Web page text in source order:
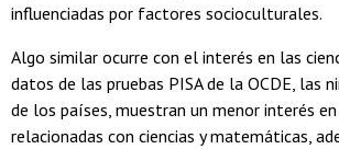
influenciadas por factores socioculturales.
Algo similar ocurre con el interés en las
datos de las pruebas PISA de la OCDE, las
de los países, muestran un menor interés en
relacionadas con ciencias y matemáticas,